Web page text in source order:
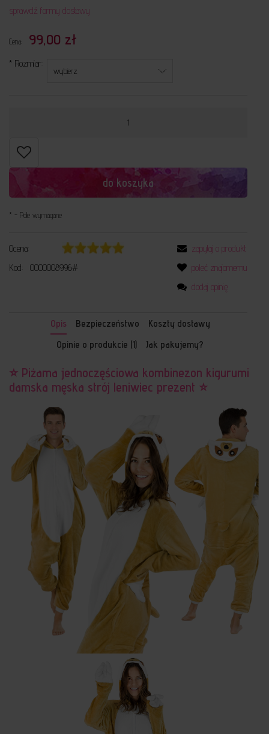
Cena nie zawiera ewentualnych kosztów płatności
sprawdź formy dostawy
Cena: 99,00 zł
* Rozmiar:
do koszyka
* - Pole wymagane
Ocena:
Kod:
0000008996#
zapytaj o produkt
poleć znajomemu
dodaj opinię
Opis Bezpieczeństwo
Koszty dostawy
Opinie o produkcie (1)
Jak pakujemy?
⭐ Piżama jednoczęściowa kombinezon kigurumi
damska męska strój leniwiec prezent ⭐